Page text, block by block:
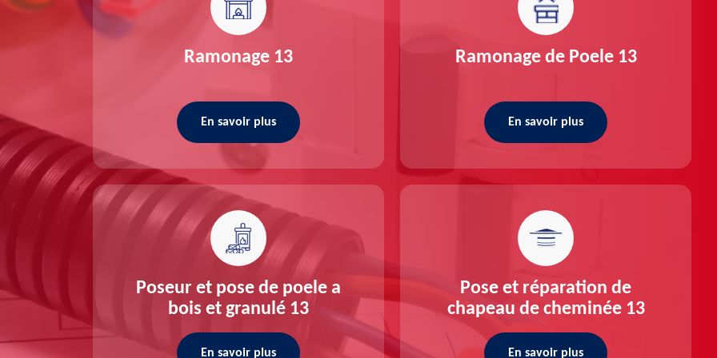
13
13
Ramonage 13
En savoir plus
Poseur et pose de poele a
bois et granulé 13
En savoir plus
Ramonage de Poele 13
En savoir plus
Pose et réparation de
chapeau de cheminée 13
En savoir plus